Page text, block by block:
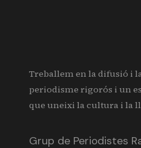
Treballem en la difusió i
periodisme rigorós i un
que uneixi la cultura i la
Grup de Periodistes